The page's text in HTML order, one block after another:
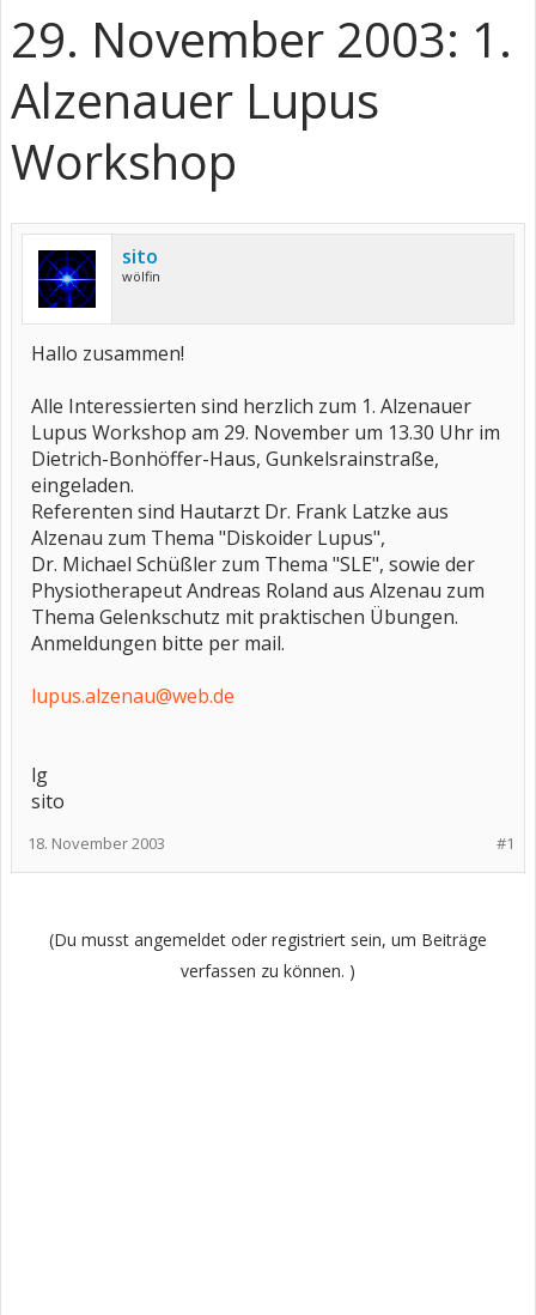
29. November 2003: 1.
Alzenauer Lupus
Workshop
sito
wölfin
Hallo zusammen!
Alle Interessierten sind herzlich zum 1. Alzenauer
Lupus Workshop am 29. November um 13.30 Uhr im
Dietrich-Bonhöffer-Haus, Gunkelsrainstraße,
eingeladen.
Referenten sind Hautarzt Dr. Frank Latzke aus
Alzenau zum Thema "Diskoider Lupus",
Dr. Michael Schüßler zum Thema "SLE", sowie der
Physiotherapeut Andreas Roland aus Alzenau zum
Thema Gelenkschutz mit praktischen Übungen.
Anmeldungen bitte per mail.
lupus.alzenau@web.de
lg
sito
#1
18. November 2003
(Du musst angemeldet oder registriert sein, um Beiträge
verfassen zu können. )